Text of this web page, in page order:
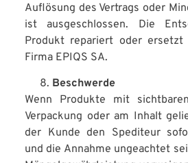
Auflösung des Vertrags oder
ist ausgeschlossen. Die
Produkt repariert oder
Firma EPIQS SA.
Beschwerde
Wenn Produkte mit
Verpackung oder am Inhalt
der Kunde den Spediteur
und die Annahme ungeachtet